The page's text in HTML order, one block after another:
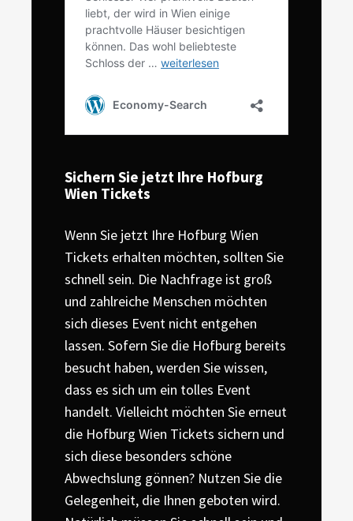
Sichern Sie jetzt Ihre Hofburg
Wien Tickets
Wenn Sie jetzt Ihre Hofburg Wien
Tickets erhalten möchten, sollten Sie
schnell sein. Die Nachfrage ist groß
und zahlreiche Menschen möchten
sich dieses Event nicht entgehen
lassen. Sofern Sie die Hofburg bereits
besucht haben, werden Sie wissen,
dass es sich um ein tolles Event
handelt. Vielleicht möchten Sie erneut
die Hofburg Wien Tickets sichern und
sich diese besonders schöne
Abwechslung gönnen? Nutzen Sie die
Gelegenheit, die Ihnen geboten wird.